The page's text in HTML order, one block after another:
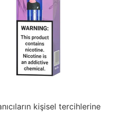
kişisel tercihlerine